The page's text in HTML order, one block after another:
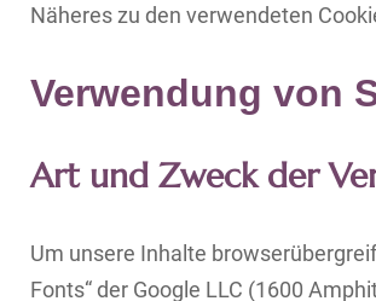
Näheres zu den verwendeten
Verwendung von
Art und Zweck der
Um unsere Inhalte
Fonts“ der Google LLC (1600